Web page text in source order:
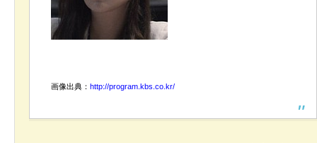
画像出典： http://program.kbs.co.kr/